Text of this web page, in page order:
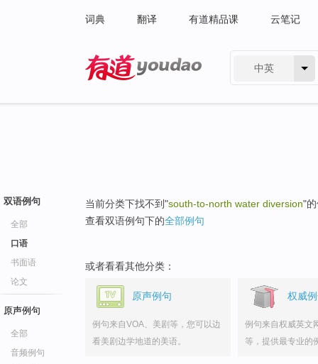
词典 翻译 有道精品课 云笔记
中英
双语例句
全部
口语
书面语
论文
原声例句
全部
音频例句
当前分类下找不到"south-to-north water diversion"
查看双语例句下的全部例句
或者看看其他分类：
原声例句
例句来自VOA、美剧等，您可以边
看美剧边学地道的美语。
权威
例句来自权威英文
等，提供最专业的